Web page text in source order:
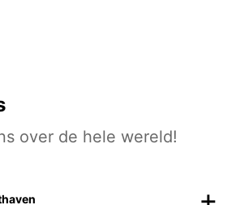
over de hele wereld!